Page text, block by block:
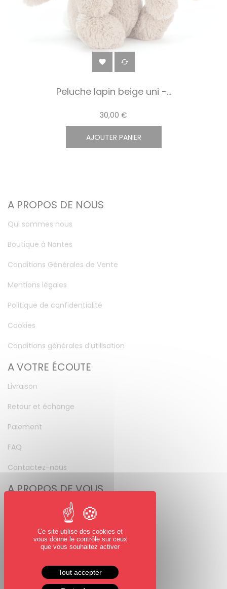
 
Peluche lapin beige uni -...
30,00 €
AJOUTER PANIER
A PROPOS DE NOUS
Qui sommes nous
Boutique à Nantes
Conditions Générales de Vente
Mentions légales
Politique de confidentialité
Cookies
Conditions générales d’utilisation
A VOTRE ÉCOUTE
Livraison
Retour et échange
Paiement
FAQ
Contactez-nous
A PROPOS DE VOUS
Mot de passe perdu
NOUS SUIVRE
Facebook
Ce site utilise des cookies et
vous donne le contrôle sur ceux
que vous souhaitez activer
Tout accepter